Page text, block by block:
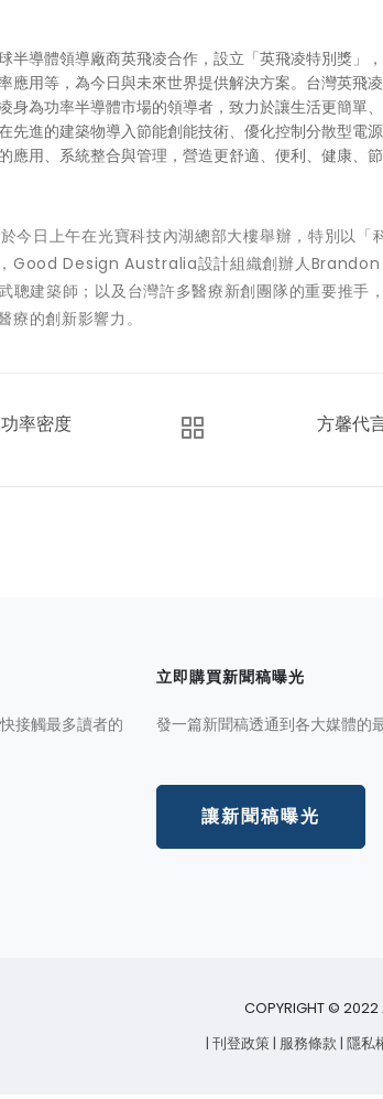
半導體領導廠商英飛凌合作，設立「英飛凌特別獎」
應用等，為今日與未來世界提供解決方案。台灣英飛
身為功率半導體市場的領導者，致力於讓生活更簡單
先進的建築物導入節能創能技術、優化控制分散型電
應用、系統整合與管理，營造更舒適、便利、健康、
今日上午在光寶科技內湖總部大樓舉辦，特別以
Good Design Australia設計組織創辦人Brandon
聰建築師；以及台灣許多醫療新創團隊的重要推手
的創新影響力。
率密度 方馨代
接觸最多讀者的
立即購買新聞稿曝光
發一篇新聞稿透通到各大媒體的
讓新聞稿曝光
COPYRIGHT ©
| 刊登政策| 服務條款 | 隱私